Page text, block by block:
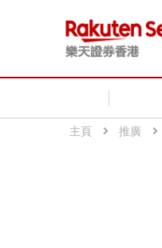
主頁 推廣